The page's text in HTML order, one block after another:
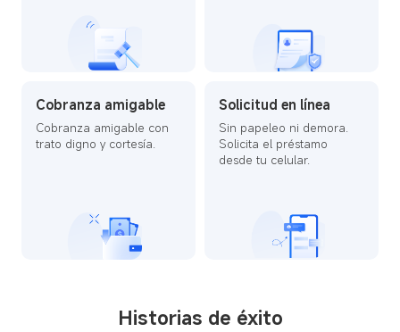
Cobranza amigable
Cobranza amigable con
trato digno y cortesía.
Solicitud en línea
Sin papeleo ni demora.
Solicita el préstamo
desde tu celular.
Historias de éxito